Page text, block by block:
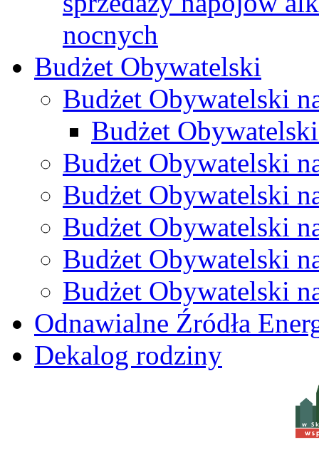
nocnych
Budżet Obywatelski
Budżet Obywatelski
Budżet
Budżet Obywatelski
Budżet Obywatelski
Budżet Obywatelski
Budżet Obywatelski
Budżet Obywatelski
Odnawialne Źródła
Dekalog rodziny
w